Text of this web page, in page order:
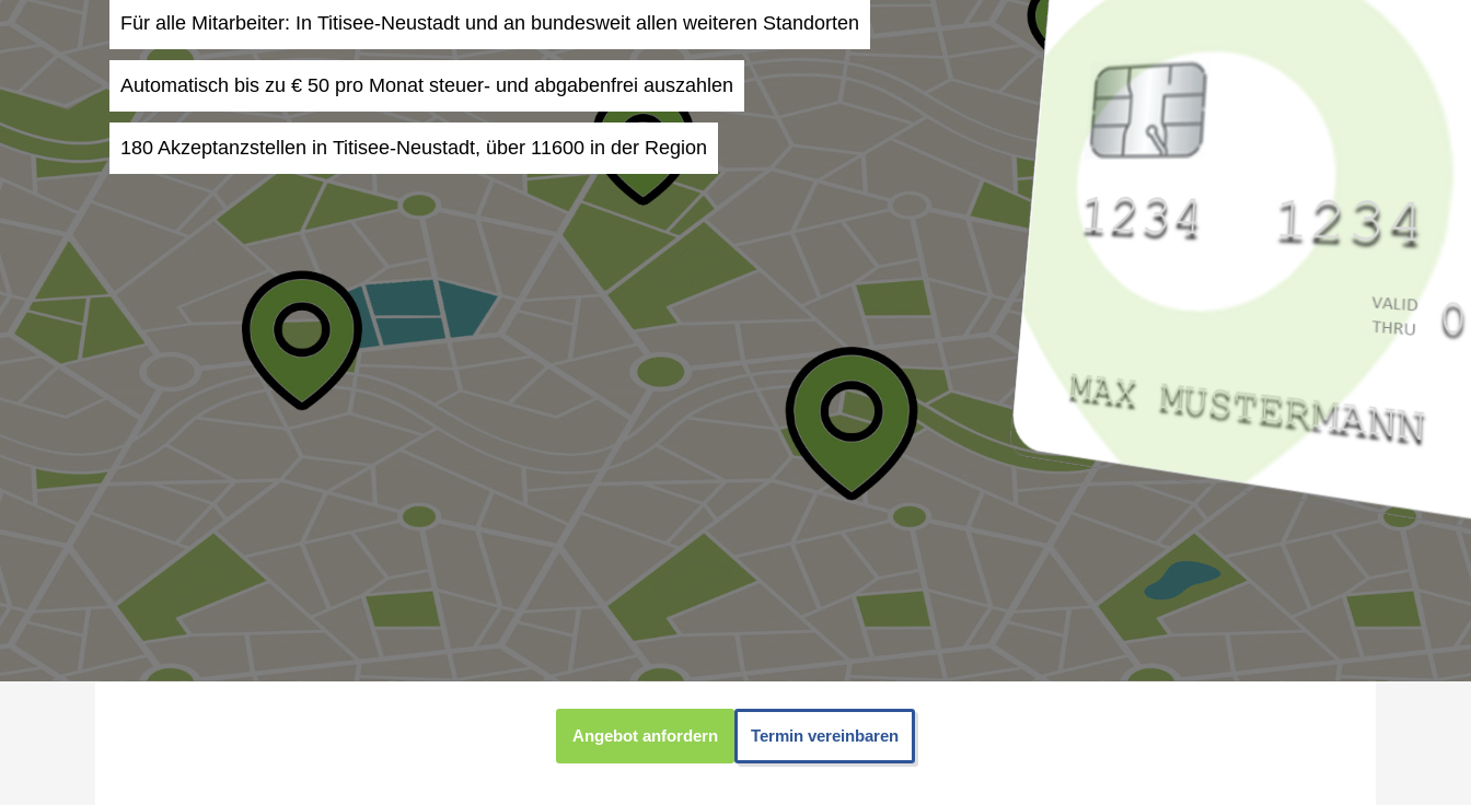
Für alle Mitarbeiter: In Titisee-Neustadt und an bundesweit allen weiteren Standorten
Automatisch bis zu € 50 pro Monat steuer- und abgabenfrei auszahlen
180 Akzeptanzstellen in Titisee-Neustadt, über 11600 in der Region
Angebot anfordern Termin vereinbaren